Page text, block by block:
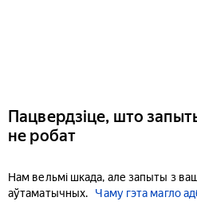
Пацвердзіце, што
не робат
Нам вельмі шкада, але запыты з
аўтаматычных.
Чаму гэта магло